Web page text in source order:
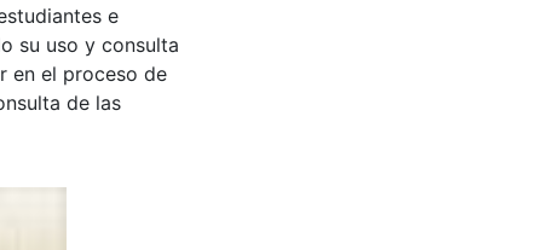
e
su uso y consulta
en el proceso de
de las